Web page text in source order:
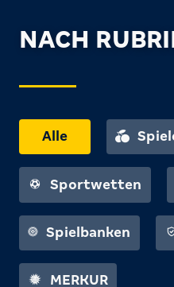
NACH
Alle
Sportwetten
Spielbanken
MERKUR